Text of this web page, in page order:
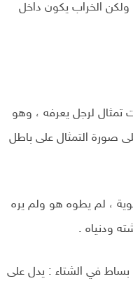
ولكن الخراب يكون داخل
تمثال لرجل يعرفه ، وهو
صورة التمثال على باطل
، لم يطوه هو ولم يره
ودنياه .
بساط في الشتاء : يدل على